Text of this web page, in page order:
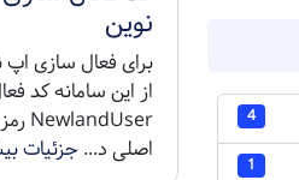
4
1
نوین
از این سامانه کد
اصلی د...جزئیات